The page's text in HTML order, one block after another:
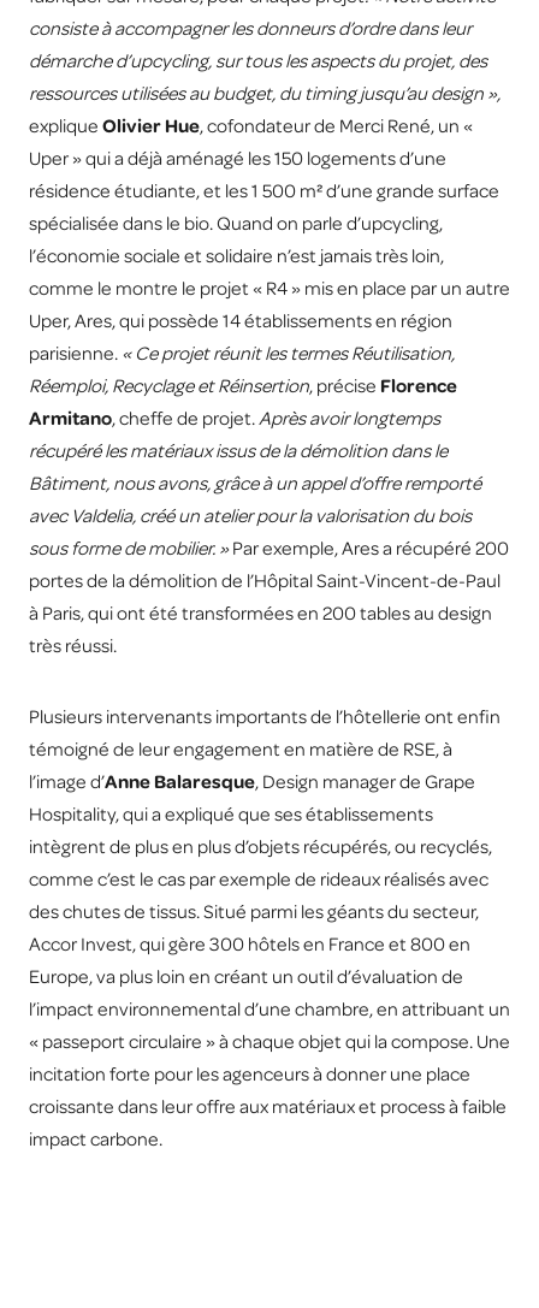
consiste à accompagner les donneurs d’ordre dans leur
démarche d’upcycling, sur tous les aspects du projet, des
ressources utilisées au budget, du timing jusqu’au design »,
explique Olivier Hue, cofondateur de Merci René, un «
Uper » qui a déjà aménagé les 150 logements d’une
résidence étudiante, et les 1 500 m² d’une grande surface
spécialisée dans le bio. Quand on parle d’upcycling,
l’économie sociale et solidaire n’est jamais très loin,
comme le montre le projet « R4 » mis en place par un autre
Uper, Ares, qui possède 14 établissements en région
parisienne. « Ce projet réunit les termes Réutilisation,
Réemploi, Recyclage et Réinsertion, précise Florence
Armitano, cheffe de projet. Après avoir longtemps
récupéré les matériaux issus de la démolition dans le
Bâtiment, nous avons, grâce à un appel d’offre remporté
avec Valdelia, créé un atelier pour la valorisation du bois
sous forme de mobilier. » Par exemple, Ares a récupéré 200
portes de la démolition de l’Hôpital Saint-Vincent-de-Paul
à Paris, qui ont été transformées en 200 tables au design
très réussi.
Plusieurs intervenants importants de l’hôtellerie ont enfin
témoigné de leur engagement en matière de RSE, à
l’image d’Anne Balaresque, Design manager de Grape
Hospitality, qui a expliqué que ses établissements
intègrent de plus en plus d’objets récupérés, ou recyclés,
comme c’est le cas par exemple de rideaux réalisés avec
des chutes de tissus. Situé parmi les géants du secteur,
Accor Invest, qui gère 300 hôtels en France et 800 en
Europe, va plus loin en créant un outil d’évaluation de
l’impact environnemental d’une chambre, en attribuant un
« passeport circulaire » à chaque objet qui la compose. Une
incitation forte pour les agenceurs à donner une place
croissante dans leur offre aux matériaux et process à faible
impact carbone.